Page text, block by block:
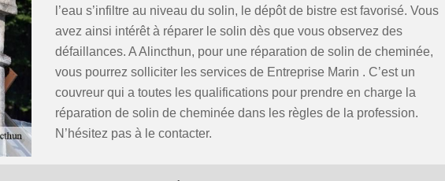
l’eau s’infiltre au niveau du solin, le dépôt de bistre est favorisé. Vous
avez ainsi intérêt à réparer le solin dès que vous observez des
défaillances. A Alincthun, pour une réparation de solin de cheminée,
vous pourrez solliciter les services de Entreprise Marin . C’est un
couvreur qui a toutes les qualifications pour prendre en charge la
réparation de solin de cheminée dans les règles de la profession.
N’hésitez pas à le contacter.